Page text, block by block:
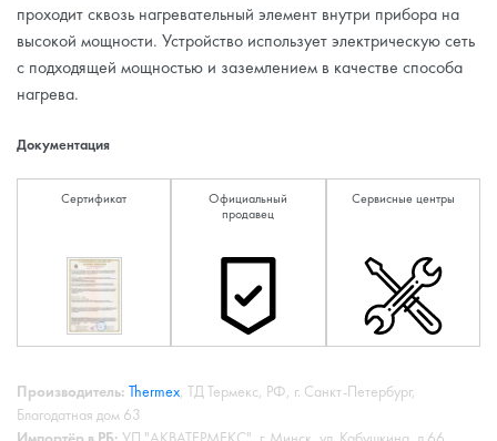
проходит сквозь нагревательный элемент внутри прибора на
высокой мощности. Устройство использует электрическую сеть
с подходящей мощностью и заземлением в качестве способа
нагрева.
Документация
Сертификат
Официальный
продавец
Сервисные центры
Производитель: Thermex, ТД Термекс, РФ, г. Санкт-Петербург,
Благодатная дом 63